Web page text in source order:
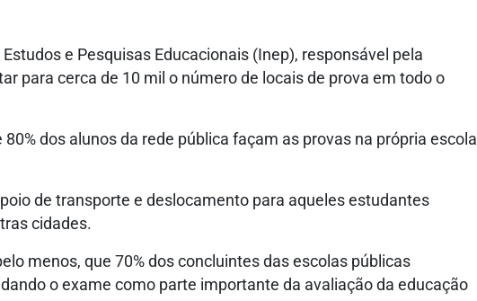
e Pesquisas Educacionais (Inep), responsável pela
para cerca de 10 mil o número de locais de prova em todo o
dos alunos da rede pública façam as provas na própria escola
de transporte e deslocamento para aqueles estudantes
cidades.
menos, que 70% dos concluintes das escolas públicas
o exame como parte importante da avaliação da educação